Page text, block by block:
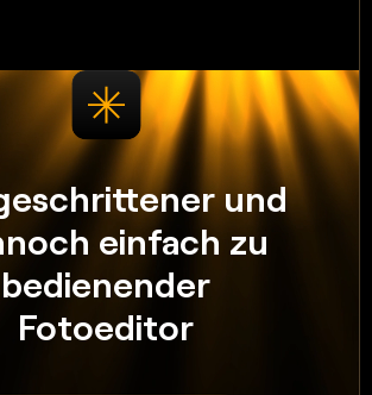
und
einfach zu
bedienender
Fotoeditor